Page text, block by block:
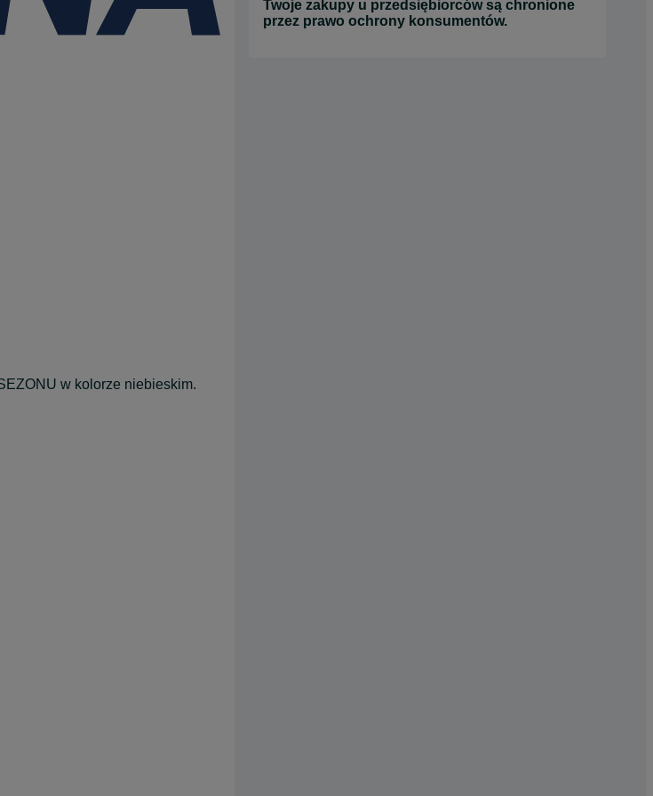
w kolorze niebieskim.
Twoje zakupy u przedsiębiorców są chronione
przez prawo ochrony konsumentów.